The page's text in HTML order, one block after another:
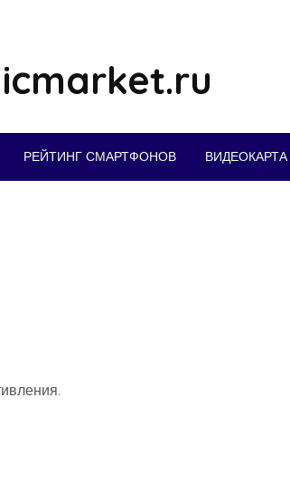
РЕЙТИНГ СМАРТФОНОВ ВИДЕОКАРТА